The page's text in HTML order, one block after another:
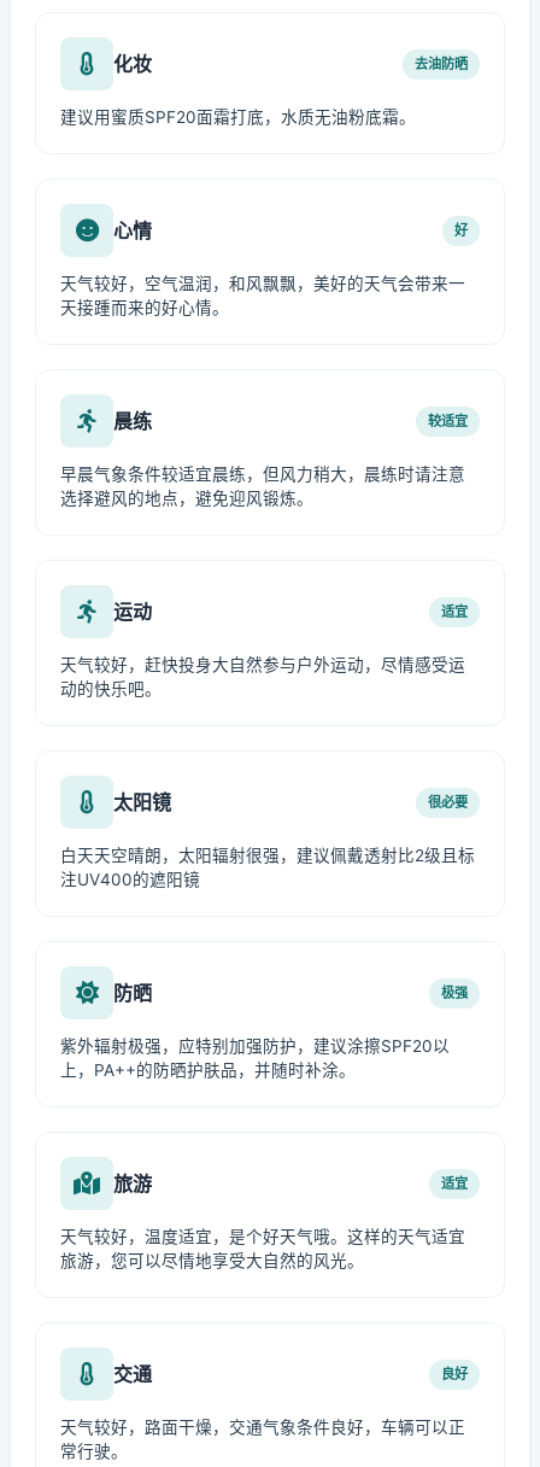
化妆 去油防晒
建议用蜜质SPF20面霜打底，水质无油粉底霜。
心情 好
天气较好，空气温润，和风飘飘，美好的天气会带来一
天接踵而来的好心情。
晨练 较适宜
早晨气象条件较适宜晨练，但风力稍大，晨练时请注意
选择避风的地点，避免迎风锻炼。
运动 适宜
天气较好，赶快投身大自然参与户外运动，尽情感受运
动的快乐吧。
太阳镜 很必要
白天天空晴朗，太阳辐射很强，建议佩戴透射比2级且标
注UV400的遮阳镜
防晒 极强
紫外辐射极强，应特别加强防护，建议涂擦SPF20以
上，PA++的防晒护肤品，并随时补涂。
旅游 适宜
天气较好，温度适宜，是个好天气哦。这样的天气适宜
旅游，您可以尽情地享受大自然的风光。
交通 良好
天气较好，路面干燥，交通气象条件良好，车辆可以正
常行驶。